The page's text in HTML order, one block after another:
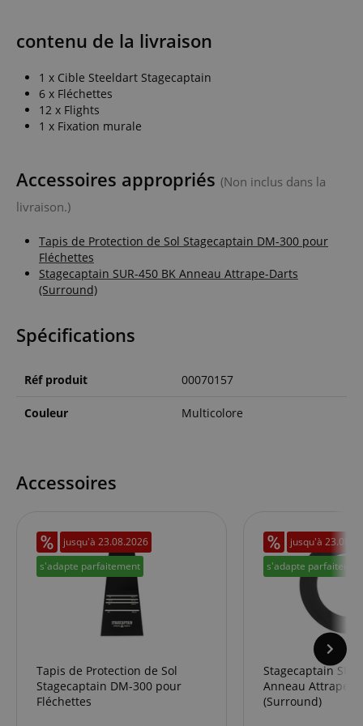
contenu de la livraison
1 x Cible Steeldart Stagecaptain
6 x Fléchettes
12 x Flights
1 x Fixation murale
Accessoires appropriés (Non inclus dans la
livraison.)
Tapis de Protection de Sol Stagecaptain DM-300 pour
Fléchettes
Stagecaptain SUR-450 BK Anneau Attrape-Darts
(Surround)
Spécifications
Réf produit 00070157
Couleur Multicolore
Accessoires
jusqu'à 23.08.2026
s'adapte parfaitement
Tapis de Protection de Sol
Stagecaptain DM-300 pour
Fléchettes
jusqu'à
s'adapte
Stagecaptain
Anneau Attrape-
(Surround)